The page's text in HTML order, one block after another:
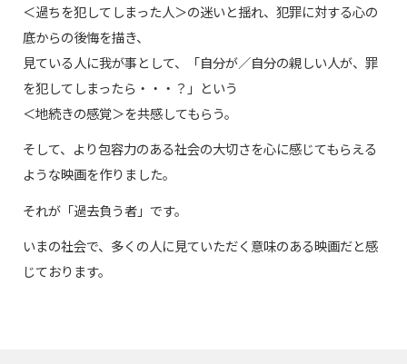
＜過ちを犯してしまった人＞の迷いと揺れ、犯罪に対する心の
底からの後悔を描き、
見ている人に我が事として、「自分が／自分の親しい人が、罪
を犯してしまったら・・・？」という
＜地続きの感覚＞を共感してもらう。
そして、より包容力のある社会の大切さを心に感じてもらえる
ような映画を作りました。
それが「過去負う者」です。
いまの社会で、多くの人に見ていただく意味のある映画だと感
じております。